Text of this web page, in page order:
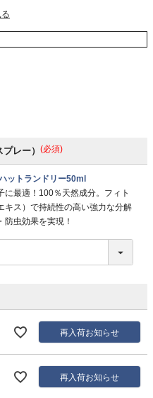
レー） (必須)
ットランドリー50ml
に最適！100％天然成分。フィト
キス）で持続性の高い強力な分解
防虫効果を実現！
再入荷お知らせ
再入荷お知らせ